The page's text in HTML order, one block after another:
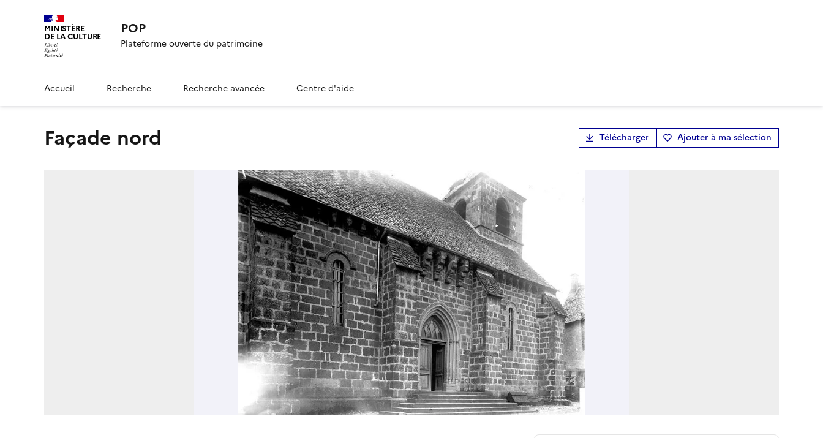
MINISTÈRE
DE LA CULTURE POP
Plateforme ouverte du patrimoine
Accueil Recherche Recherche avancée Centre d'aide
Façade nord Télécharger Ajouter à ma sélection